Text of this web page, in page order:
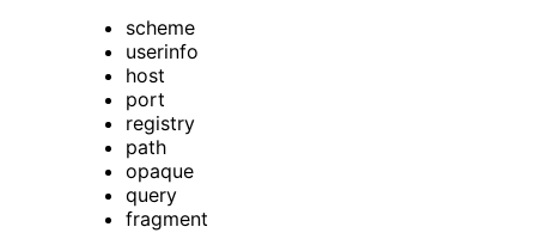
scheme
userinfo
host
port
registry
path
opaque
query
fragment